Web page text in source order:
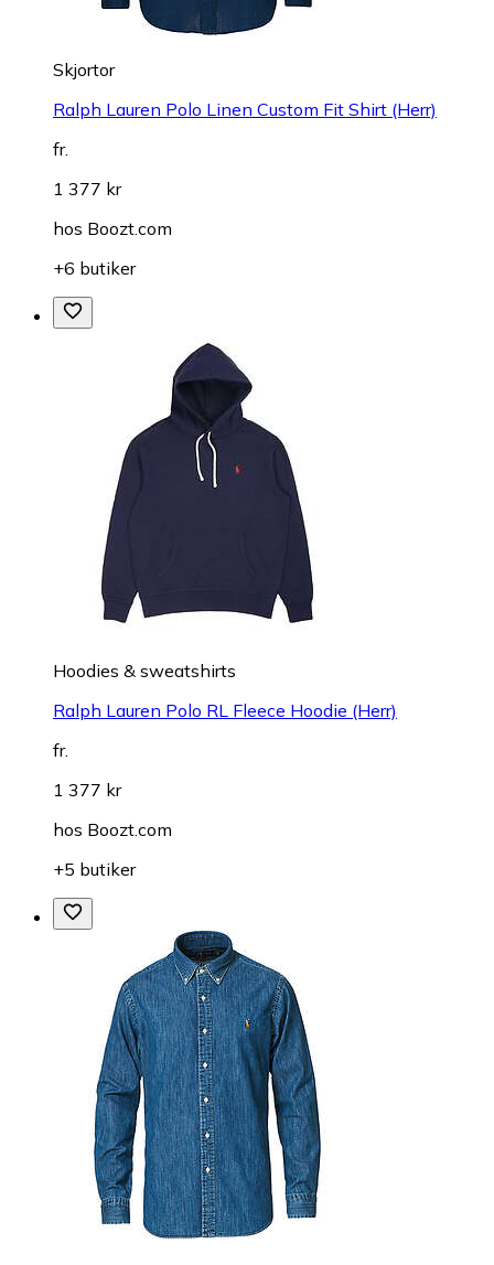
Skjortor
Ralph Lauren Polo Linen Custom Fit Shirt (Herr)
fr.
1 377 kr
hos Boozt.com
+6 butiker
Hoodies & sweatshirts
Ralph Lauren Polo RL Fleece Hoodie (Herr)
fr.
1 377 kr
hos Boozt.com
+5 butiker